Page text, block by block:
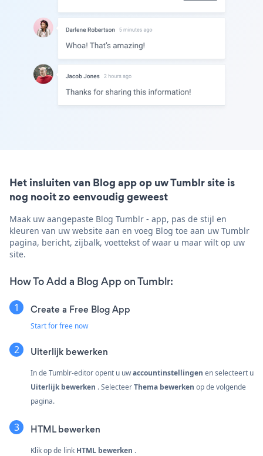
Het insluiten van Blog app op uw Tumblr site is
nog nooit zo eenvoudig geweest
Maak uw aangepaste Blog Tumblr - app, pas de stijl en
kleuren van uw website aan en voeg Blog toe aan uw Tumblr
pagina, bericht, zijbalk, voettekst of waar u maar wilt op uw
site.
How To Add a Blog App on Tumblr:
Create a Free Blog App
Start for free now
Uiterlijk bewerken
In de Tumblr-editor opent u uwaccountinstellingen en selecteert u
Uiterlijk bewerken . SelecteerThema bewerken op de volgende
pagina.
HTML bewerken
Klik op de link HTML bewerken .